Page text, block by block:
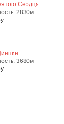
Сердца
2830м
3680м